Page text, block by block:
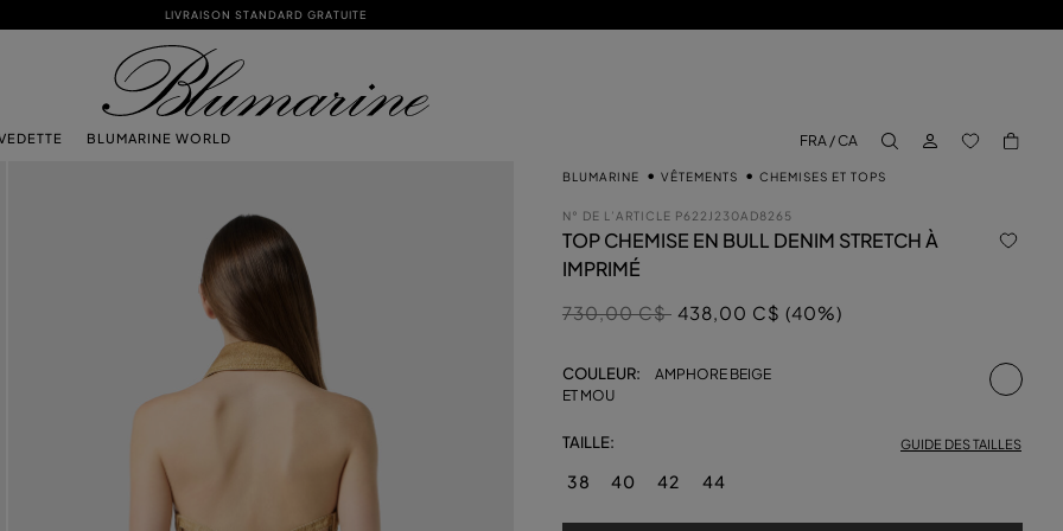
LIVRAISON STANDARD GRATUITE
BLUMARINE WORLD
FRA / CA
CONNECTEZ-
BACK TO
BLUMARINE VÊTEMENTS CHEMISES ET TOPS
N° DE L’ARTICLE P622J230AD8265
TOP CHEMISE EN BULL DENIM STRETCH À
IMPRIMÉ
Prix réduit de
730,00 C$à438,00 C$ (40%)
COULEUR:
AMPHORE BEIGE
ET MOU
TAILLE: GUIDE DES TAILLES
38 40 42 44